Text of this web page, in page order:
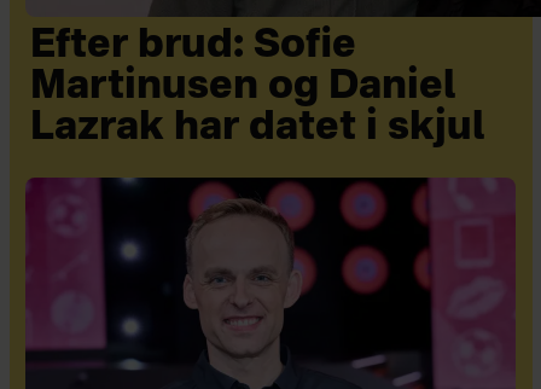
Efter brud: Sofie
Martinusen og Daniel
Lazrak har datet i skjul